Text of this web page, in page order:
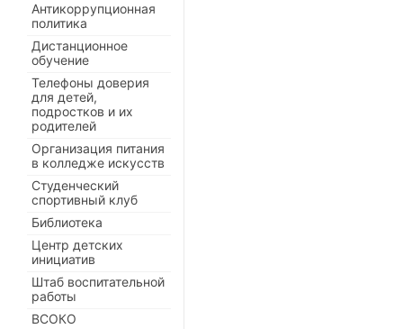
Антикоррупционная
политика
Дистанционное
обучение
Телефоны доверия
для детей,
подростков и их
родителей
Организация питания
в колледже искусств
Студенческий
спортивный клуб
Библиотека
Центр детских
инициатив
Штаб воспитательной
работы
ВСОКО